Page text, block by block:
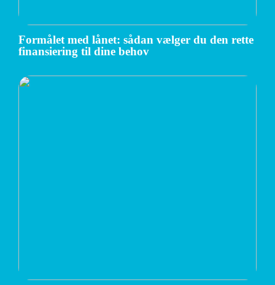
Formålet med lånet: sådan vælger du den rette
finansiering til dine behov